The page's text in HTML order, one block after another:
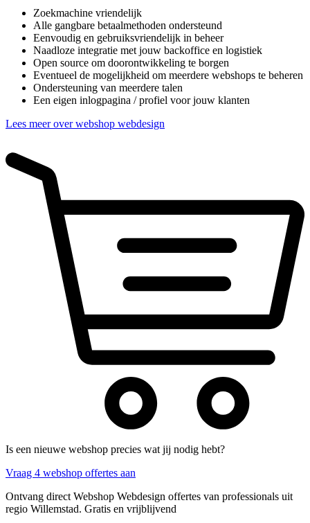
Zoekmachine vriendelijk
Alle gangbare betaalmethoden ondersteund
Eenvoudig en gebruiksvriendelijk in beheer
Naadloze integratie met jouw backoffice en logistiek
Open source om doorontwikkeling te borgen
Eventueel de mogelijkheid om meerdere webshops te beheren
Ondersteuning van meerdere talen
Een eigen inlogpagina / profiel voor jouw klanten
Lees meer over webshop webdesign
Is een nieuwe webshop precies wat jij nodig hebt?
Vraag 4 webshop offertes aan
Ontvang direct Webshop Webdesign offertes van professionals uit
regio Willemstad. Gratis en vrijblijvend